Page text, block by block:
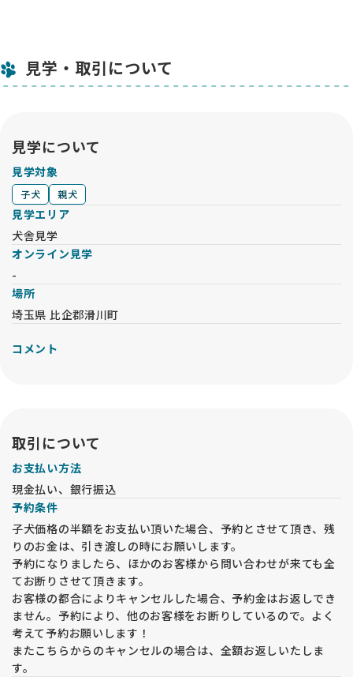
見学・取引について
見学について
見学対象
子犬 親犬
見学エリア
犬舎見学
オンライン見学
-
場所
埼玉県 比企郡滑川町
コメント
取引について
お支払い方法
現金払い、銀行振込
予約条件
子犬価格の半額をお支払い頂いた場合、予約とさせて頂き、残
りのお金は、引き渡しの時にお願いします。
予約になりましたら、ほかのお客様から問い合わせが来ても全
てお断りさせて頂きます。
お客様の都合によりキャンセルした場合、予約金はお返しでき
ません。予約により、他のお客様をお断りしているので。よく
考えて予約お願いします！
またこちらからのキャンセルの場合は、全額お返しいたしま
す。